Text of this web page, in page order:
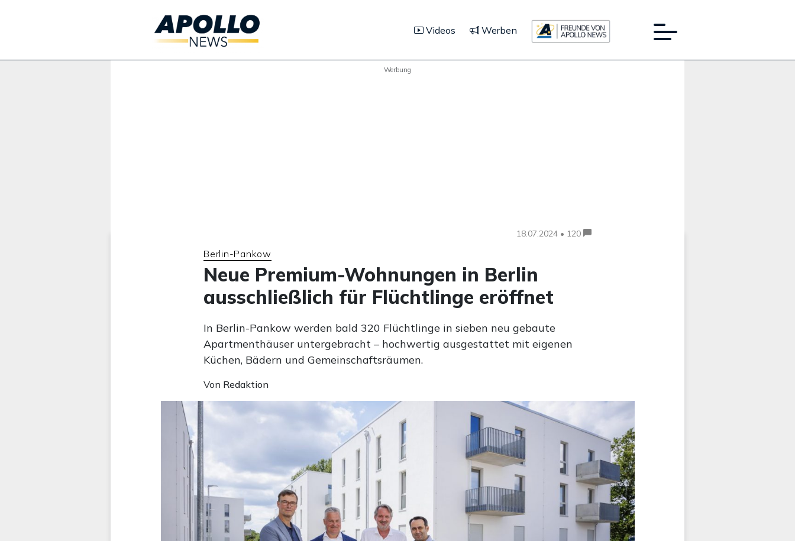
Videos Werben
Werbung
18.07.2024 • 120
Berlin-Pankow
Neue Premium-Wohnungen in Berlin
ausschließlich für Flüchtlinge eröffnet
In Berlin-Pankow werden bald 320 Flüchtlinge in sieben neu gebaute
Apartmenthäuser untergebracht – hochwertig ausgestattet mit eigenen
Küchen, Bädern und Gemeinschaftsräumen.
Von Redaktion